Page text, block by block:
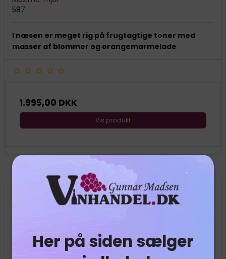
Her på siden sælger
587
I næsen er meget rig på frugtagtige toner med
masser af blommer og orangemarmelade
1.995,00 DKK
Vis produkt